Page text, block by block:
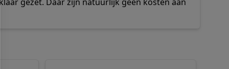
naar de carrouselnavigatie gaan met de overslaan